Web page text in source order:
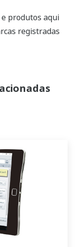
produtos aqui
registradas